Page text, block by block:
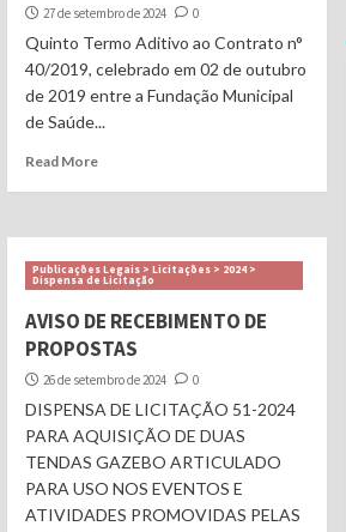
27 de setembro de 2024 0
Quinto Termo Aditivo ao Contrato n°
40/2019, celebrado em 02 de outubro
de 2019 entre a Fundação Municipal
de Saúde...
Read More
Publicações Legais > Licitações > 2024 >
Dispensa de Licitação
AVISO DE RECEBIMENTO DE
PROPOSTAS
26 de setembro de 2024 0
DISPENSA DE LICITAÇÃO 51-2024
PARA AQUISIÇÃO DE DUAS
TENDAS GAZEBO ARTICULADO
PARA USO NOS EVENTOS E
ATIVIDADES PROMOVIDAS PELAS